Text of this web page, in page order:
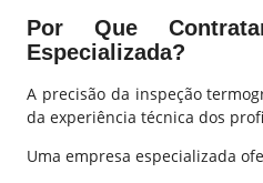
Por Que
Especializada?
A precisão da inspeção
da experiência técnica dos
Uma empresa especializada